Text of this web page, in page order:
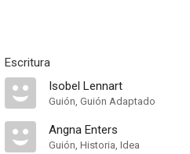
Escritura
Isobel Lennart
Guión, Guión Adaptado
Angna Enters
Guión, Historia, Idea